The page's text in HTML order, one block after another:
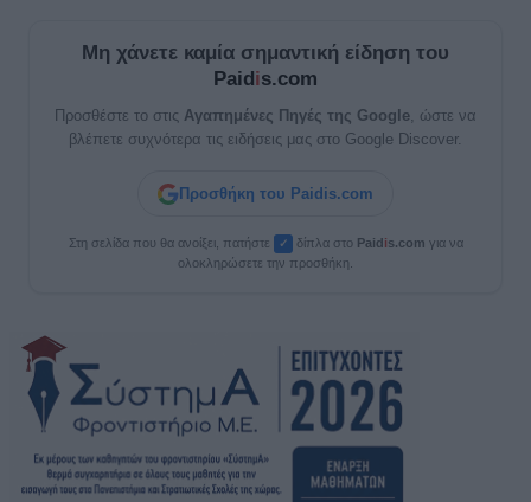
Μη χάνετε καμία σημαντική είδηση του
Paid is.com
Προσθέστε το στις Αγαπημένες Πηγές της Google, ώστε να
βλέπετε συχνότερα τις ειδήσεις μας στο Google Discover.
Προσθήκη του Paidis.com
Στη σελίδα που θα ανοίξει, πατήστε ✓ δίπλα στο Paid is.com για να
ολοκληρώσετε την προσθήκη.